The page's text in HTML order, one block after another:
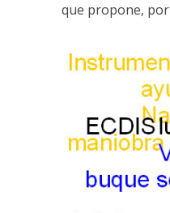
que propone,